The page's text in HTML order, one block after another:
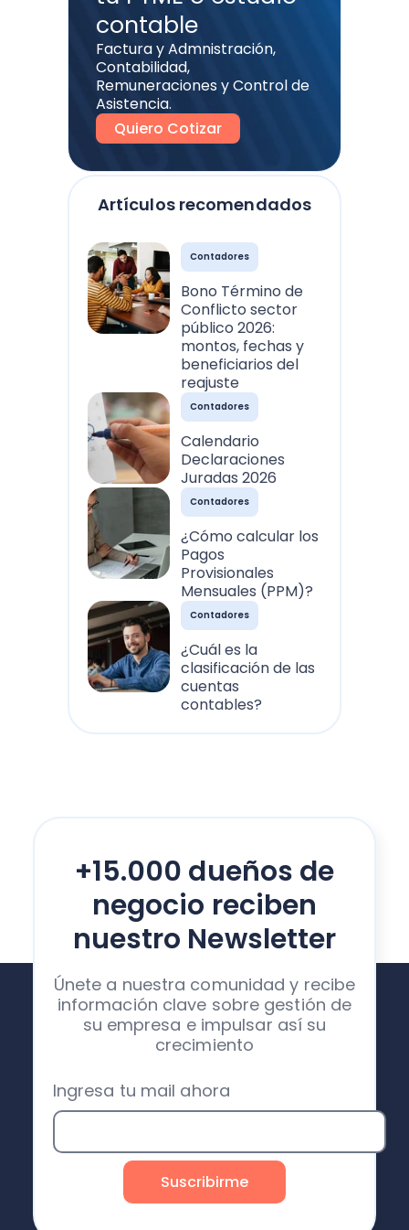
Artículos recomendados
Contadores
Bono Término de
Conflicto sector
público 2026:
montos, fechas y
beneficiarios del
reajuste
Contadores
Calendario
Declaraciones
Juradas 2026
Contadores
¿Cómo calcular los
Pagos
Provisionales
Mensuales (PPM)?
Contadores
¿Cuál es la
clasificación de las
cuentas
contables?
contable
Factura y Admnistración,
Contabilidad,
Remuneraciones y Control de
Asistencia.
Quiero Cotizar
+15.000 dueños de
negocio reciben
nuestro Newsletter
Únete a nuestra comunidad y recibe
información clave sobre gestión de
su empresa e impulsar así su
crecimiento
Ingresa tu mail ahora